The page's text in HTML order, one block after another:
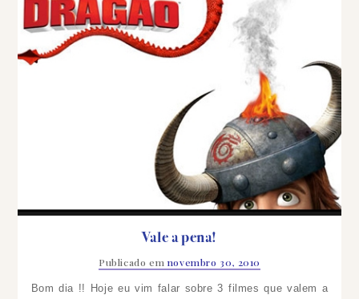
Vale a pena!
Publicado em novembro 30, 2010
Bom dia !! Hoje eu vim falar sobre 3 filmes que valem a